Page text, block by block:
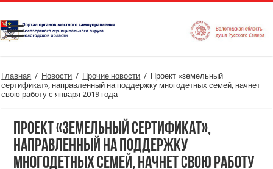
Главная / Новости / Прочие новости / Проект «земельный
сертификат», направленный на поддержку многодетных семей, начнет
свою работу с января 2019 года
Проект «земельный сертификат»,
направленный на поддержку
многодетных семей, начнет свою работу